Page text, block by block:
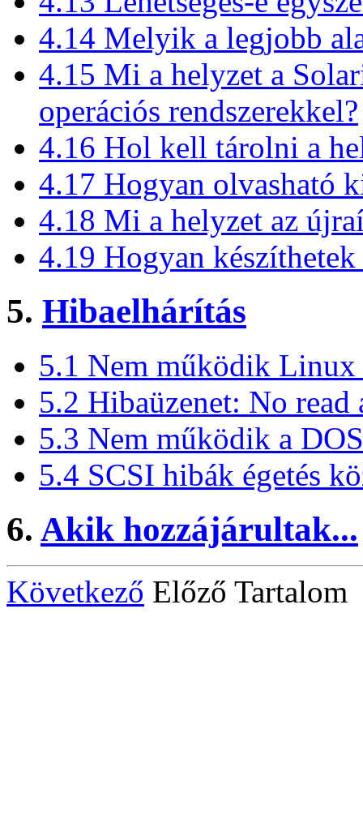
4.14 Melyik a legjobb
4.15 Mi a helyzet a
operációs rendszerekkel?
4.16 Hol kell tárolni a
4.17 Hogyan olvasható
4.18 Mi a helyzet az
4.19 Hogyan
5. Hibaelhárítás
5.1 Nem működik Linux
5.2 Hibaüzenet: No read
5.3 Nem működik a
5.4 SCSI hibák égetés
6. Akik hozzájárultak...
Következő Előző Tartalom